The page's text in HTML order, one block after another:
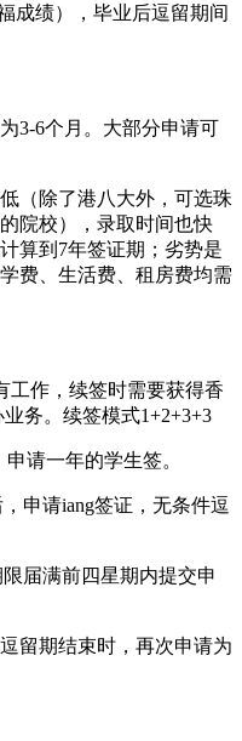
成绩），毕业后逗留期间
3-6个月。大部分申请可
（除了港八大外，可选珠
院校），录取时间也快
算到7年签证期；劣势是
费、生活费、租房费均需
工作，续签时需要获得香
务。续签模式1+2+3+3
请一年的学生签。
申请iang签证，无条件逗
届满前四星期内提交申
留期结束时，再次申请为